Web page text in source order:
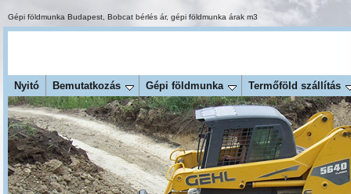
Gépi földmunka Budapest Bobcat bérlés ár, gépi földmunka árak m3
Nyitó Bemutatkozás Gépi földmunka Termőföld szállítás